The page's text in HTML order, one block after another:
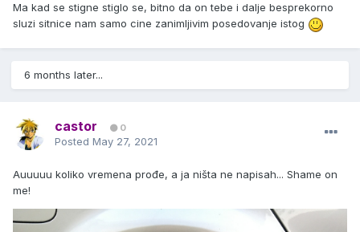
Ma kad se stigne stiglo se, bitno da on tebe i dalje besprekorno
sluzi sitnice nam samo cine zanimljivim posedovanje istog
6 months later...
castor 0
Posted May 27, 2021
Auuuuu koliko vremena prođe, a ja ništa ne napisah... Shame on
me!